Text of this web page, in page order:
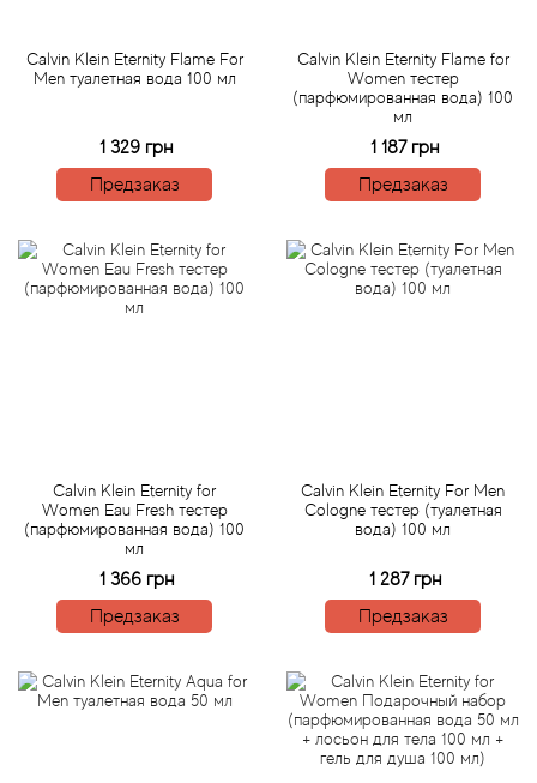
Calvin Klein Eternity Flame For
Men туалетная вода 100 мл
1 329 грн
Предзаказ
Calvin Klein Eternity Flame for
Women тестер
(парфюмированная вода) 100
мл
1 187 грн
Предзаказ
Calvin Klein Eternity for
Women Eau Fresh тестер
(парфюмированная вода) 100
мл
1 366 грн
Предзаказ
Calvin Klein Eternity For Men
Cologne тестер (туалетная
вода) 100 мл
1 287 грн
Предзаказ
Acqua di Parma
Adidas
Aedes de Venustas
Aerin Lauder
Agent Provocateur
Agonist
Aj Arabia (Widian)